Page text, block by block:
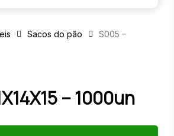
Sacos do pão
S005 –
– 1000un